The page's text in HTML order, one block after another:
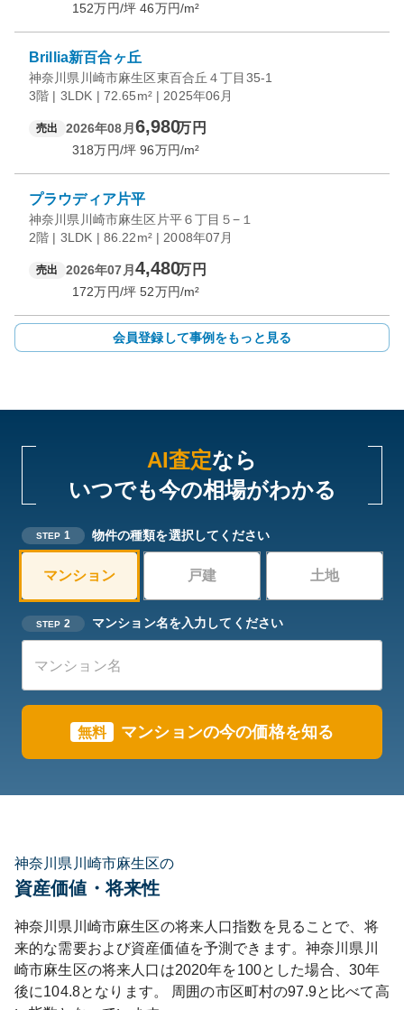
152万円/坪 46万円/m²
Brillia新百合ヶ丘
神奈川県川崎市麻生区東百合丘４丁目35-1
3階 | 3LDK | 72.65m² | 2025年06月
売出 2026年08月 6,980万円
318万円/坪 96万円/m²
プラウディア片平
神奈川県川崎市麻生区片平６丁目５−１
2階 | 3LDK | 86.22m² | 2008年07月
売出 2026年07月 4,480万円
172万円/坪 52万円/m²
会員登録して事例をもっと見る
AI査定なら
いつでも今の相場がわかる
STEP 1 物件の種類を選択してください
マンション 戸建 土地
STEP 2 マンション名を入力してください
無料 マンションの今の価格を知る
神奈川県川崎市麻生区の
資産価値・将来性
神奈川県 川崎市麻生区の将来人口指数を見ることで、将
来的な需要および資産価値を予測できます。 神奈川県 川
崎市麻生区の将来人口は2020年を100とした場合、30年
後に104.8となります。 周囲の市区町村の97.9と比べて高